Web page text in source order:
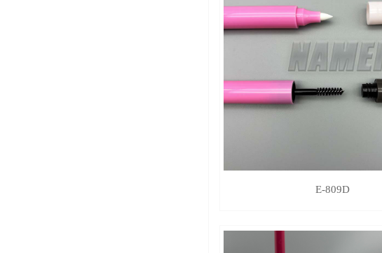
E-809D